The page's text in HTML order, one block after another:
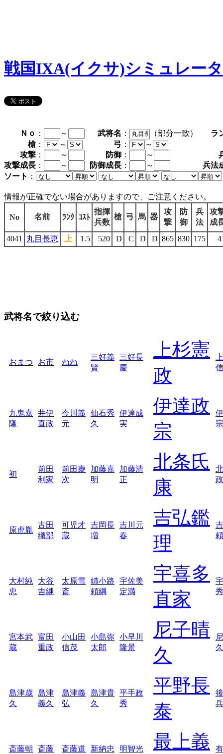
戦国IXA(イクサ)シミュレー
Ｎｏ ： ～ 武将名 ： （部分一致）
ラ
槍 ： ～ 弓 ：
～
攻撃 ： ～ 防御 ： ～
攻撃成長 ： ～ 防御成長 ： ～
兵法
ソート ：
情報が正確でない場合がありますので、ご注意ください。
No 名前 ﾗﾝｸ ｺｽﾄ
指揮
兵数
槍 弓 馬 器
攻
撃
防
御
兵
法
攻
成
4041
丸目長恵 上 1.5 520 D C D D 865 830 175
武将名で絞り込む
おまつ お市 ねね
三好義
賢
三好長
慶
上杉憲
政
信
九鬼嘉
隆
井伊
直政
今川義
元
仙石秀
久
伊達成
実
伊達政
宗
宗
初
前田
利家
前田慶
次
加藤嘉
明
加藤清
正
北条氏
康
政
原虎胤
古田
織部
可児才
蔵
吉岡長
増
吉川元
春
吉弘鑑
理
頼
大村純
忠
大谷
吉継
太原雪
斎
姉小路
頼綱
宇佐美
定満
宇喜多
直家
宮本武
蔵
富田
重政
小山田
信茂
小島弥
太郎
小早川
隆景
尼子晴
久
久
島津歳
久
島津
義久
島津義
弘
島津貴
久
平手政
秀
平野長
泰
斎藤朝
斎藤
斎藤道
新納忠
明智光
最上義